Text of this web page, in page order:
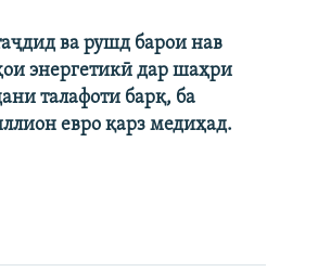
ва рушд барои нав
энергетикӣ дар шаҳри
талафоти барқ, ба
евро қарз медиҳад.